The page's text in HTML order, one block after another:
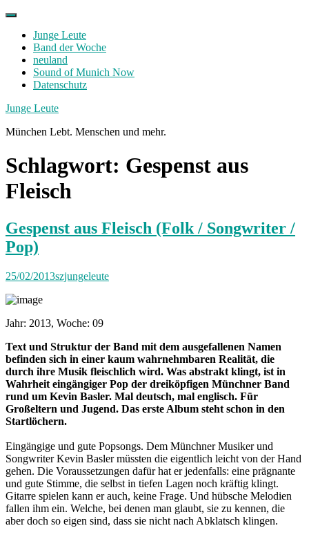
Skip
contentJunge Leute
Band der Woche
neuland
Sound of Munich Now
Datenschutz
Facebook
Twitter
Instagram
Junge Leute
München Lebt. Menschen und mehr.
Schlagwort: Gespenst aus
Fleisch
Gespenst aus Fleisch (Folk / Songwriter /
Pop)
25/02/2013szjungeleute
Jahr: 2013, Woche: 09
Text und Struktur der Band mit dem ausgefallenen Namen
befinden sich in einer kaum wahrnehmbaren Realität, die
durch ihre Musik fleischlich wird. Was abstrakt klingt, ist in
Wahrheit eingängiger Pop der dreiköpfigen Münchner Band
rund um Kevin Basler. Mal deutsch, mal englisch. Für
Großeltern und Jugend. Das erste Album steht schon in den
Startlöchern.
Eingängige und gute Popsongs. Dem Münchner Musiker und
Songwriter Kevin Basler müssten die eigentlich leicht von der Hand
gehen. Die Voraussetzungen dafür hat er jedenfalls: eine prägnante
und gute Stimme, die selbst in tiefen Lagen noch kräftig klingt.
Gitarre spielen kann er auch, keine Frage. Und hübsche Melodien
fallen ihm ein. Welche, bei denen man glaubt, sie zu kennen, die
aber doch so eigen sind, dass sie nicht nach Abklatsch klingen.